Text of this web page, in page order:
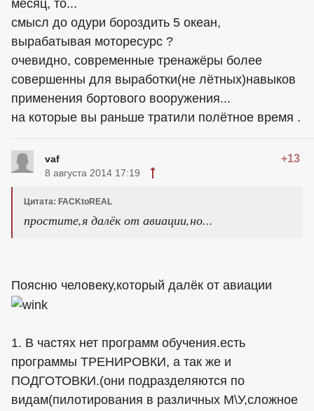
месяц, то...
смысл до одури бороздить 5 океан,
вырабатывая моторесурс ?
очевидно, современные тренажёры более
совершенны для выработки(не лётных)навыков
применения бортового вооружения...
на которые вы раньше тратили полётное время .
vaf +13
8 августа 2014 17:19
Цитата: FACKtoREAL
простите,я далёк от авиации,но...
Поясню человеку,который далёк от авиации
1. В частях нет программ обучения.есть
программы ТРЕНИРОВКИ, а так же и
ПОДГОТОВКИ.(они подразделяются по
видам(пилотирования в различных М\У,сложное